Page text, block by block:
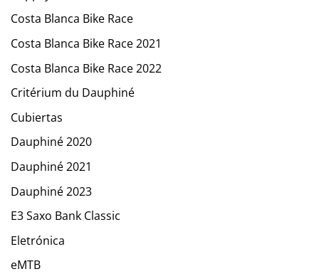
Costa Blanca Bike Race
Costa Blanca Bike Race 2021
Costa Blanca Bike Race 2022
Critérium du Dauphiné
Cubiertas
Dauphiné 2020
Dauphiné 2021
Dauphiné 2023
E3 Saxo Bank Classic
Eletrónica
eMTB